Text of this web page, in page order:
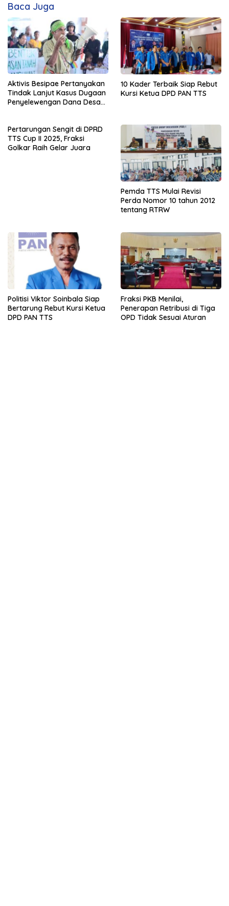
Baca Juga
Aktivis Besipae Pertanyakan
Tindak Lanjut Kasus Dugaan
Penyelewengan Dana Desa
10 Kader Terbaik Siap Rebut
Kursi Ketua DPD PAN TTS
Pertarungan Sengit di DPRD
TTS Cup II 2025, Fraksi
Golkar Raih Gelar Juara
Pemda TTS Mulai Revisi
Perda Nomor 10 tahun 2012
tentang RTRW
Politisi Viktor Soinbala Siap
Bertarung Rebut Kursi Ketua
DPD PAN TTS
Fraksi PKB Menilai,
Penerapan Retribusi di Tiga
OPD Tidak Sesuai Aturan